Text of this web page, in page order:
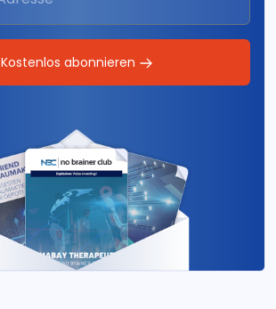
Kostenlos abonnieren